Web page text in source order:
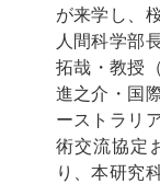
が来学し、
人間科学部
拓哉・教授
進之介・国
ーストラリ
術交流協定
り、本研究